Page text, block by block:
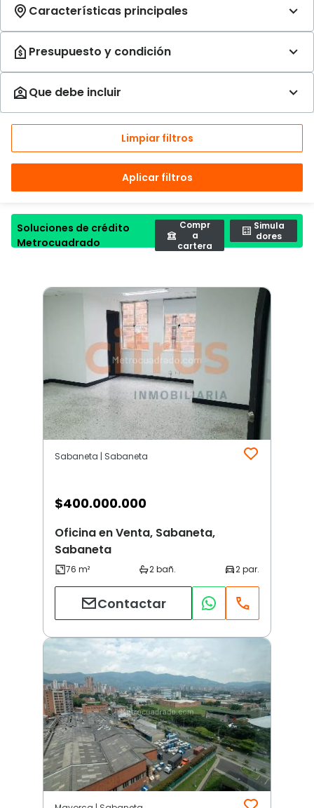
Limpiar filtros
Aplicar filtros
Soluciones de crédito
Metrocuadrado
Compr
a
cartera
Simula
dores
Sabaneta | Sabaneta
$400.000.000
Oficina en Venta, Sabaneta,
Sabaneta
Contactar